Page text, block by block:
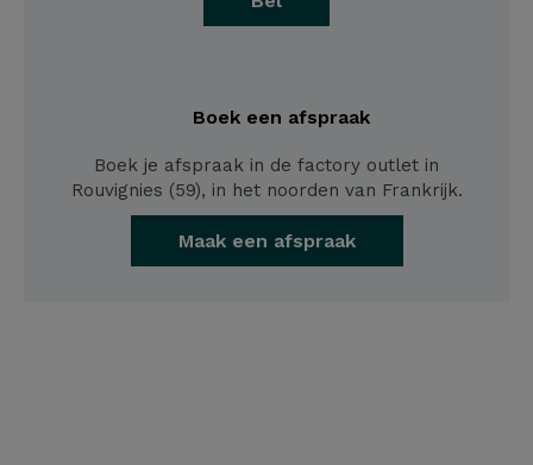
Boek een afspraak
Boek je afspraak in de factory outlet in
Rouvignies (59), in het noorden van Frankrijk.
Maak een afspraak